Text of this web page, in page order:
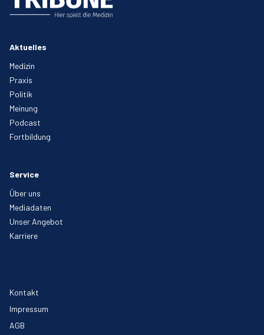
Aktuelles
Medizin
Praxis
Politik
Meinung
Podcast
Fortbildung
Service
Über uns
Mediadaten
Unser Angebot
Karriere
Kontakt
Impressum
AGB